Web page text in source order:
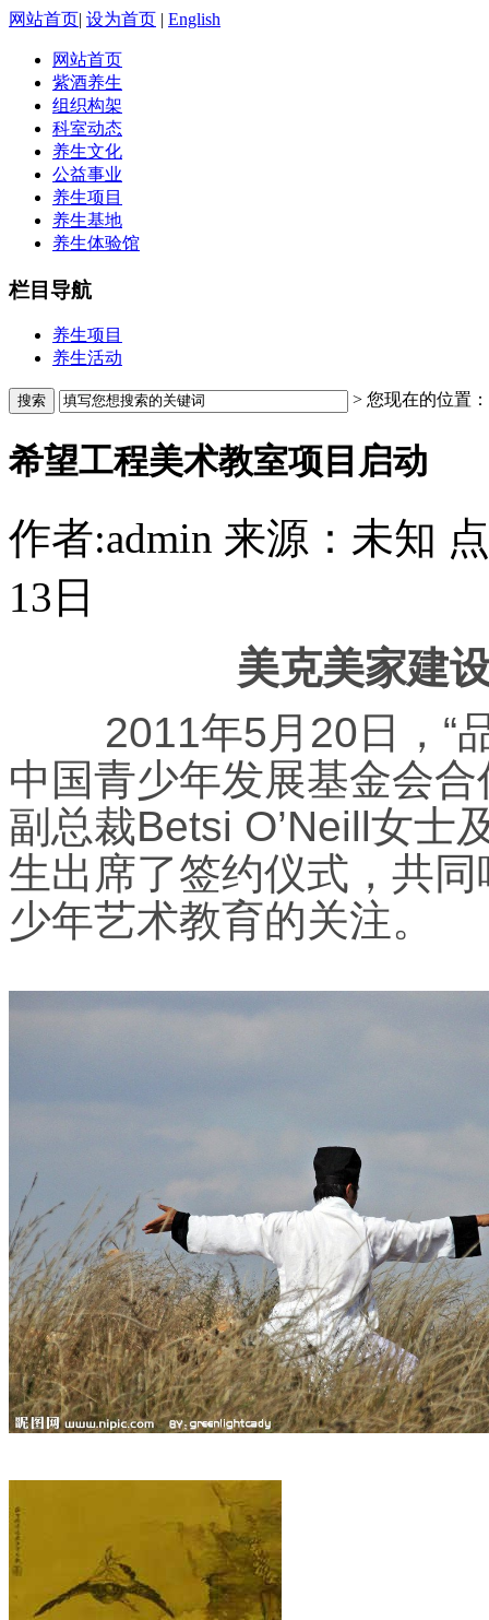
网站首页| 设为首页 | English
网站首页
紫酒养生
组织构架
科室动态
养生文化
公益事业
养生项目
养生基地
养生体验馆
栏目导航
养生项目
养生活动
> 您现在的位置：
希望工程美术教室项目启动
作者:admin 来源：未知
13日
美克美家建
2011年5月20日，“品
中国青少年发展基金会
副总裁Betsi O’Neill女士
生出席了签约仪式，共
少年艺术教育的关注。